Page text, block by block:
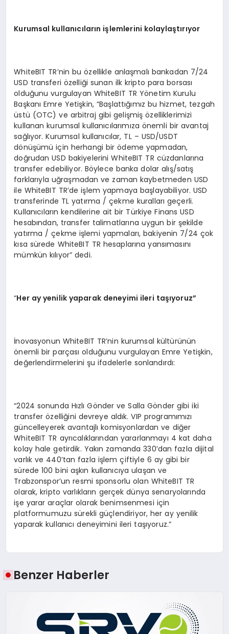
Kurumsal kullanıcıların işlemlerini kolaylaştırıyor
WhiteBIT TR’nin bu özellikle anlaşmalı bankadan 7/24
USD transferi özelliği sunan ilk kripto para borsası
olduğunu vurgulayan WhiteBIT TR Yönetim Kurulu
Başkanı Emre Yetişkin, “Başlattığımız bu hizmet, tezgah
üstü (OTC) ve arbitraj gibi gelişmiş özelliklerimizi
kullanan kurumsal kullanıcılarımıza önemli bir avantaj
sağlıyor. Kurumsal kullanıcılar, TL – USD/USDT
dönüşümü için herhangi bir ödeme yapmadan,
doğrudan USD bakiyelerini WhiteBIT TR cüzdanlarına
transfer edebiliyor. Böylece banka dolar alış/satış
farklarıyla uğraşmadan ve zaman kaybetmeden USD
ile WhiteBIT TR’de işlem yapmaya başlayabiliyor. USD
transferinde TL yatırma / çekme kuralları geçerli.
Kullanıcıların kendilerine ait bir Türkiye Finans USD
hesabından, transfer talimatlarına uygun bir şekilde
yatırma / çekme işlemi yapmaları, bakiyenin 7/24 çok
kısa sürede WhiteBIT TR hesaplarına yansımasını
mümkün kılıyor” dedi.
“Her ay yenilik yaparak deneyimi ileri taşıyoruz”
İnovasyonun WhiteBIT TR’nin kurumsal kültürünün
önemli bir parçası olduğunu vurgulayan Emre Yetişkin,
değerlendirmelerini şu ifadelerle sonlandırdı:
“2024 sonunda Hızlı Gönder ve Salla Gönder gibi iki
transfer özelliğini devreye aldık. VIP programımızı
güncelleyerek avantajlı komisyonlardan ve diğer
WhiteBIT TR ayrıcalıklarından yararlanmayı 4 kat daha
kolay hale getirdik. Yakın zamanda 330’dan fazla dijital
varlık ve 440’tan fazla işlem çiftiyle 6 ay gibi bir
sürede 100 bini aşkın kullanıcıya ulaşan ve
Trabzonspor’un resmi sponsorlu olan WhiteBIT TR
olarak, kripto varlıkların gerçek dünya senaryolarında
işe yarar araçlar olarak benimsenmesi için
platformumuzu sürekli güçlendiriyor, her ay yenilik
yaparak kullanıcı deneyimini ileri taşıyoruz.”
Benzer Haberler